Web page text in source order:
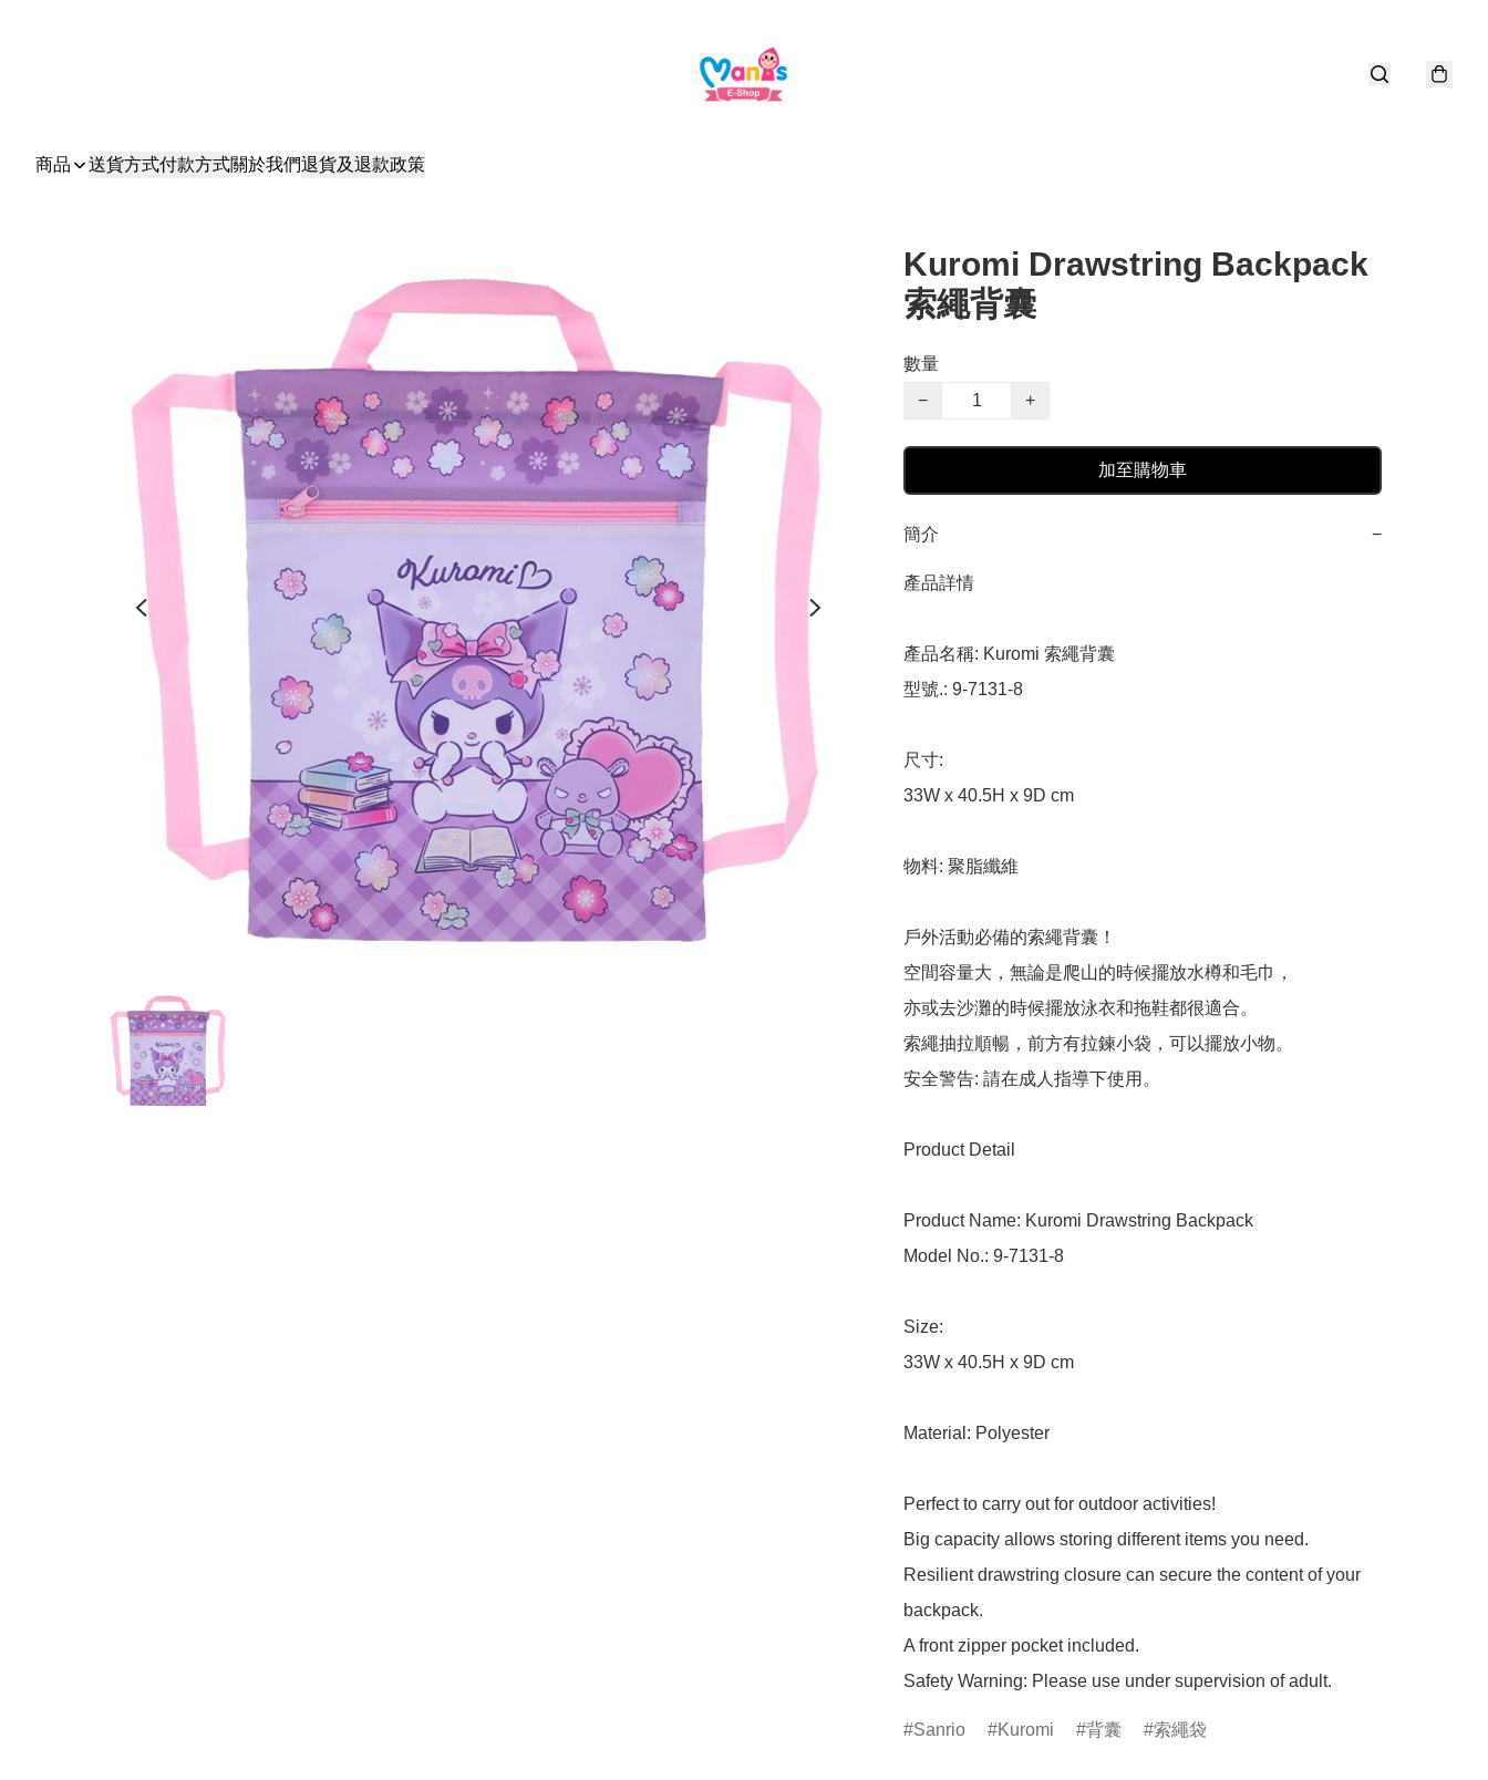
商品 送貨方式付款方式關於我們退貨及退款政策
Kuromi Drawstring Backpack
索繩背囊
數量
−
+
加至購物車
簡介 −
產品詳情
產品名稱: Kuromi 索繩背囊
型號.: 9-7131-8
尺寸:
33W x 40.5H x 9D cm
物料: 聚脂纖維
戶外活動必備的索繩背囊！
空間容量大，無論是爬山的時候擺放水樽和毛巾，
亦或去沙灘的時候擺放泳衣和拖鞋都很適合。
索繩抽拉順暢，前方有拉鍊小袋，可以擺放小物。
安全警告: 請在成人指導下使用。
Product Detail
Product Name: Kuromi Drawstring Backpack
Model No.: 9-7131-8
Size:
33W x 40.5H x 9D cm
Material: Polyester
Perfect to carry out for outdoor activities!
Big capacity allows storing different items you need.
Resilient drawstring closure can secure the content of your
backpack.
A front zipper pocket included.
Safety Warning: Please use under supervision of adult.
Sanrio Kuromi 背囊 索繩袋